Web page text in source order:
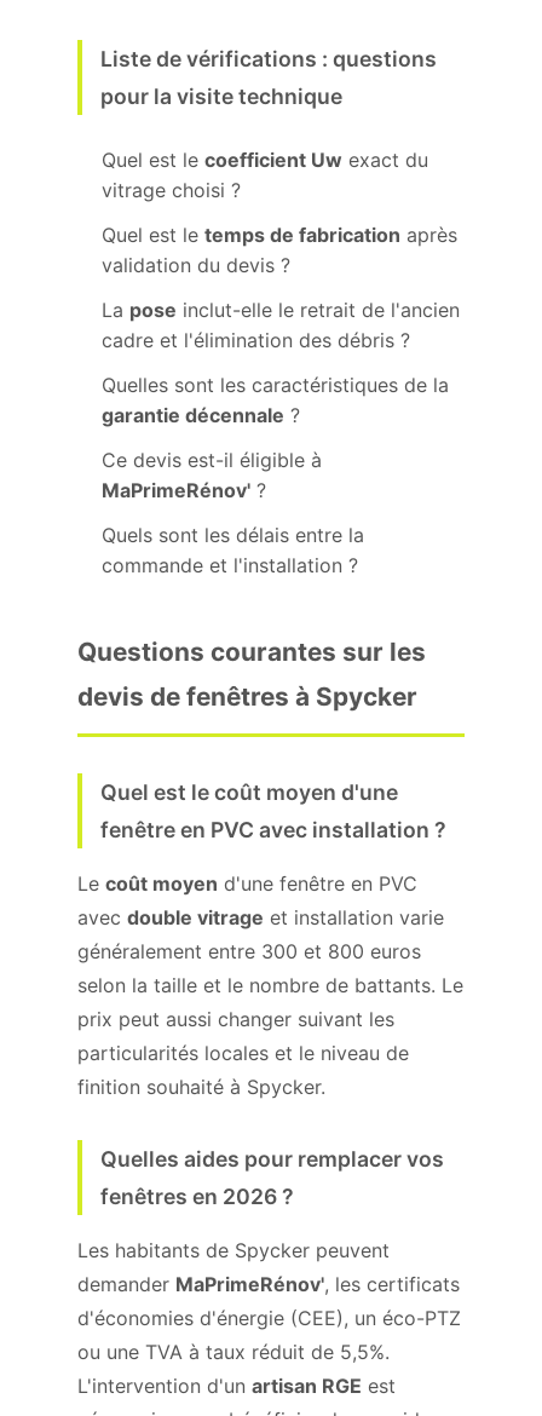
Liste de vérifications : questions
pour la visite technique
Quel est le coefficient Uw exact du
vitrage choisi ?
Quel est le temps de fabrication après
validation du devis ?
La pose inclut-elle le retrait de l'ancien
cadre et l'élimination des débris ?
Quelles sont les caractéristiques de la
garantie décennale ?
Ce devis est-il éligible à
MaPrimeRénov' ?
Quels sont les délais entre la
commande et l'installation ?
Questions courantes sur les
devis de fenêtres à Spycker
Quel est le coût moyen d'une
fenêtre en PVC avec installation ?
Le coût moyen d'une fenêtre en PVC
avec double vitrage et installation varie
généralement entre 300 et 800 euros
selon la taille et le nombre de battants. Le
prix peut aussi changer suivant les
particularités locales et le niveau de
finition souhaité à Spycker.
Quelles aides pour remplacer vos
fenêtres en 2026 ?
Les habitants de Spycker peuvent
demander MaPrimeRénov', les certificats
d'économies d'énergie (CEE), un éco-PTZ
ou une TVA à taux réduit de 5,5%.
L'intervention d'un artisan RGE est